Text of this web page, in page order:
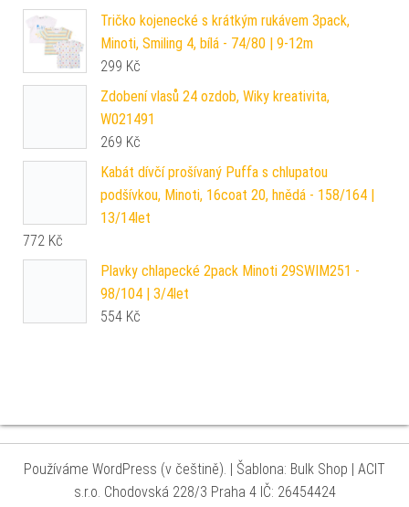
Tričko kojenecké s krátkým rukávem 3pack,
Minoti, Smiling 4, bílá - 74/80 | 9-12m
299 Kč
Zdobení vlasů 24 ozdob, Wiky kreativita,
W021491
269 Kč
Kabát dívčí prošívaný Puffa s chlupatou
podšívkou, Minoti, 16coat 20, hnědá - 158/164 |
13/14let
772 Kč
Plavky chlapecké 2pack Minoti 29SWIM251 -
98/104 | 3/4let
554 Kč
Používáme WordPress (v češtině). | Šablona: Bulk Shop | ACIT
s.r.o. Chodovská 228/3 Praha 4 IČ: 26454424